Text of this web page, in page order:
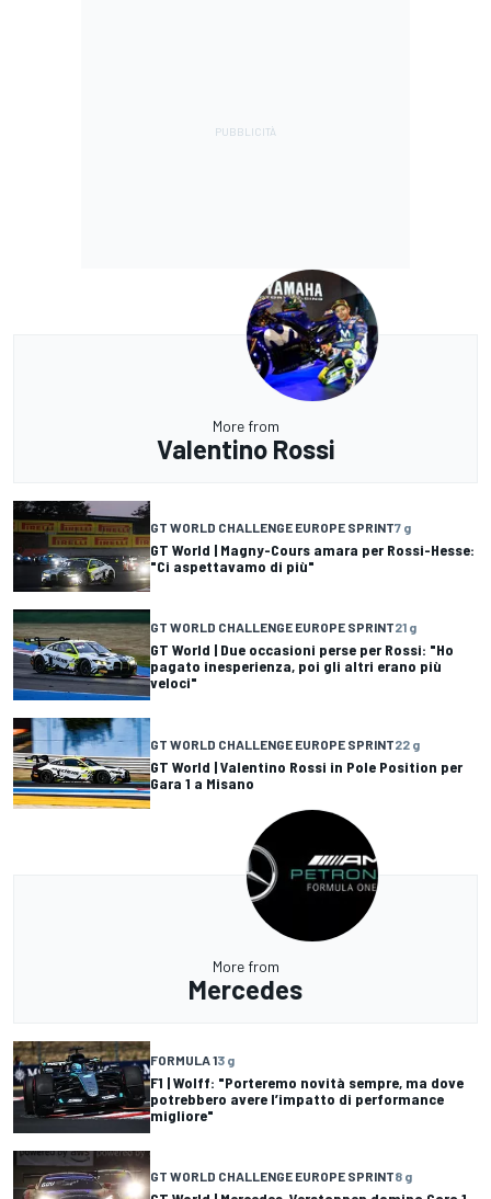
More from
Valentino Rossi
GT WORLD CHALLENGE EUROPE SPRINT7 g
GT World | Magny-Cours amara per Rossi-Hesse:
"Ci aspettavamo di più"
GT WORLD CHALLENGE EUROPE SPRINT21 g
GT World | Due occasioni perse per Rossi: "Ho
pagato inesperienza, poi gli altri erano più
veloci"
GT WORLD CHALLENGE EUROPE SPRINT22 g
GT World | Valentino Rossi in Pole Position per
Gara 1 a Misano
More from
Mercedes
FORMULA 13 g
F1 | Wolff: "Porteremo novità sempre, ma dove
potrebbero avere l’impatto di performance
migliore"
GT WORLD CHALLENGE EUROPE SPRINT8 g